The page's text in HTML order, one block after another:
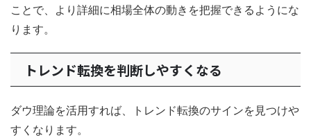
ことで、より詳細に相場全体の動きを把握できるようにな
ります。
トレンド転換を判断しやすくなる
ダウ理論を活用すれば、トレンド転換のサインを見つけや
すくなります。